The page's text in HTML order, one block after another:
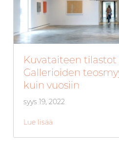
Kuvataiteen tilastot
Gallerioiden
kuin vuosiin
syys 19, 2022
Lue lisää